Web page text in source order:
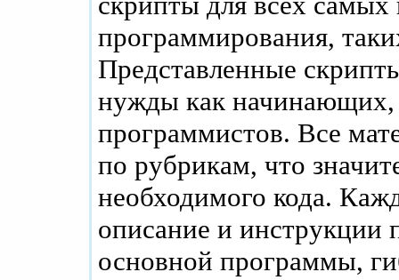
программирования,
Представленные
нужды как начинающих,
программистов. Все
по рубрикам, что
необходимого кода.
описание и инструкции
основной программы,